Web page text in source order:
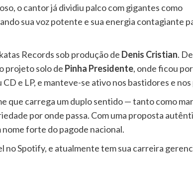
o cantor já dividiu palco com gigantes como
sua voz potente e sua energia contagiante
Records sob produção de Denis Cristian.
projeto solo de Pinha Presidente, onde ficou
CD e LP, e manteve-se ativo nos bastidores e nos
que carrega um duplo sentido — tanto como
por onde passa. Com uma proposta
forte do pagode nacional.
no Spotify, e atualmente tem sua carreira